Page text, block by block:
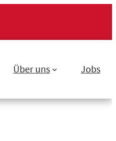
Über uns Jobs